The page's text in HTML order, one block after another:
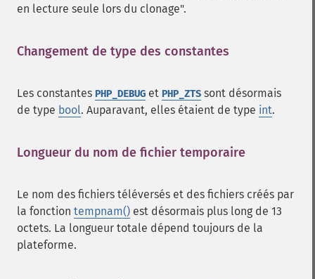
en lecture seule lors du clonage".
Changement de type des constantes
Les constantes PHP_DEBUG et PHP_ZTS sont désormais
de type bool. Auparavant, elles étaient de type int.
Longueur du nom de fichier temporaire
Le nom des fichiers téléversés et des fichiers créés par
la fonction tempnam() est désormais plus long de 13
octets. La longueur totale dépend toujours de la
plateforme.